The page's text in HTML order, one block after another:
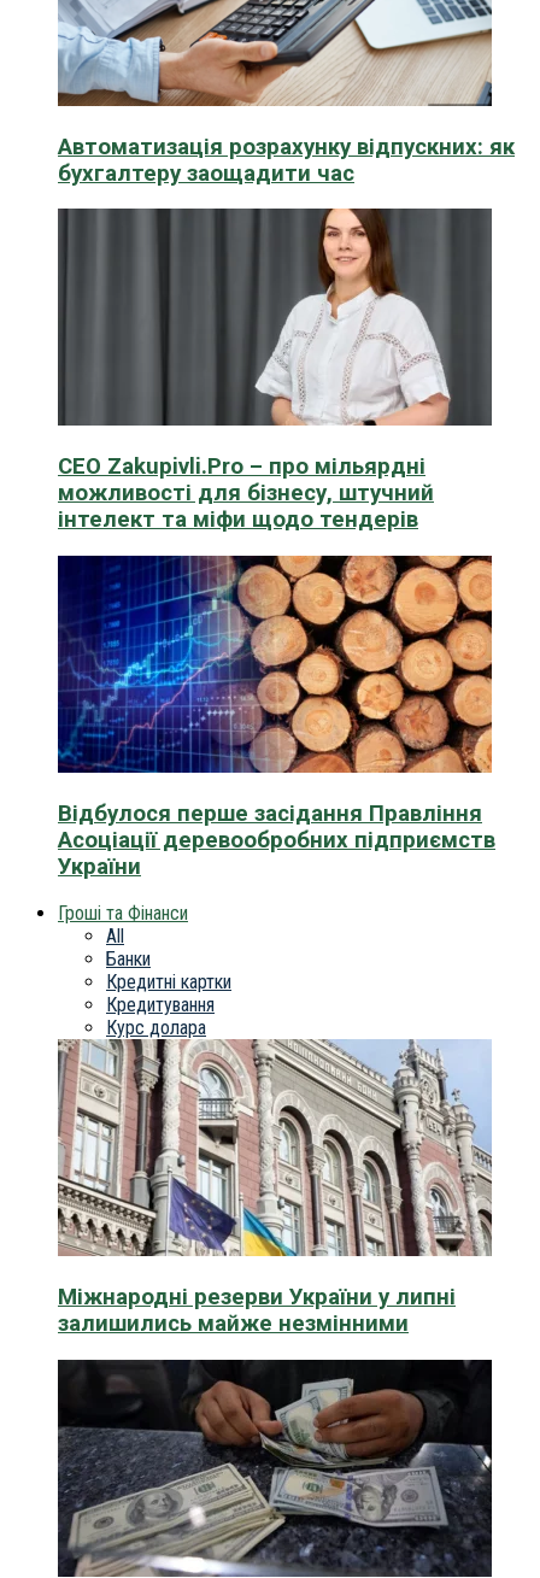
Автоматизація розрахунку відпускних: як
бухгалтеру заощадити час
CEO Zakupivli.Pro – про мільярдні
можливості для бізнесу, штучний
інтелект та міфи щодо тендерів
Відбулося перше засідання Правління
Асоціації деревообробних підприємств
України
Гроші та Фінанси
All
Банки
Кредитні картки
Кредитування
Курс долара
Міжнародні резерви України у липні
залишились майже незмінними